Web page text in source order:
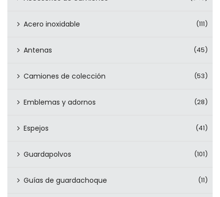
Acero inoxidable (111)
Antenas (45)
Camiones de colección (53)
Emblemas y adornos (28)
Espejos (41)
Guardapolvos (101)
Guías de guardachoque (11)